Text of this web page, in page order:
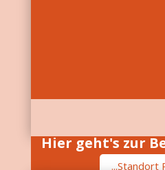
Hier geht's zur
...Standort